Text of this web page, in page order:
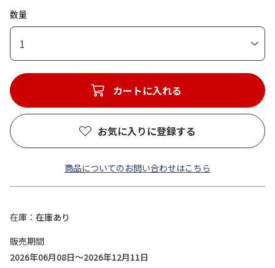
数量
1
カートに入れる
お気に入りに登録する
商品についてのお問い合わせはこちら
在庫
在庫あり
販売期間
2026年06月08日～2026年12月11日